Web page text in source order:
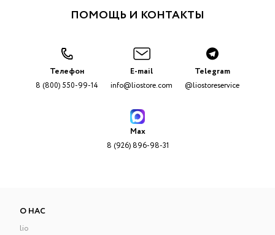
ПОМОЩЬ И КОНТАКТЫ
Телефон
8 (800) 550-99-14
E-mail
info@liostore.com
Telegram
@liostoreservice
Max
8 (926) 896-98-31
О НАС
lio